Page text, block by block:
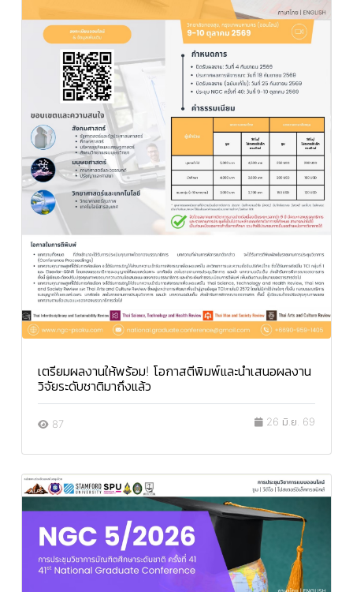
เตรียมผลงานให้พร้อม! โอกาสตีพิมพ์และนำเสนอผลงาน
วิจัยระดับชาติมาถึงแล้ว
87 26 มิ.ย. 69